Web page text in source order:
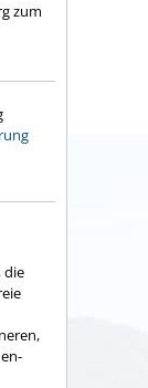
zum
die